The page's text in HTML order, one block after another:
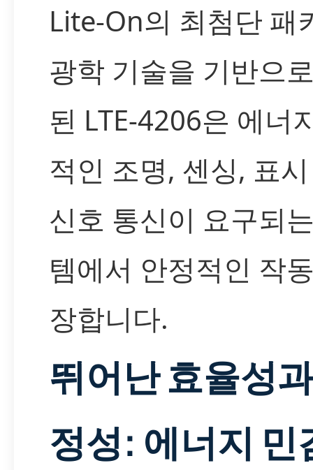
Lite-On의 최첨단 패
광학 기술을 기반으
된 LTE-4206은 에너
적인 조명, 센싱, 표
신호 통신이 요구되
템에서 안정적인 작
장합니다.
뛰어난 효율성
정성: 에너지 민